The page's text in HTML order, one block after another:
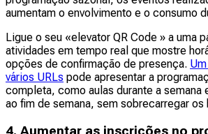
aumentam o envolvimento e o consumo
Ligue o seu «elevator QR Code » a uma
atividades em tempo real que mostre
opções de confirmação de presença.
vários URLs pode apresentar a
completa, como aulas durante a semana
ao fim de semana, sem sobrecarregar os